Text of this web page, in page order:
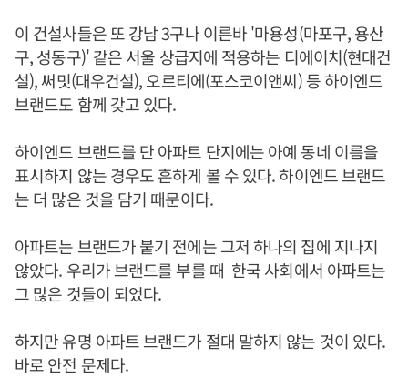
이 건설사들은 또 강남 3구나 이른바 '마용성(마포구, 용산
구, 성동구)' 같은 서울 상급지에 적용하는 디에이치(현대건
설), 써밋(대우건설), 오르티에(포스코이앤씨) 등 하이엔드
브랜드도 함께 갖고 있다.
하이엔드 브랜드를 단 아파트 단지에는 아예 동네 이름을
표시하지 않는 경우도 흔하게 볼 수 있다. 하이엔드 브랜드
는 더 많은 것을 담기 때문이다.
아파트는 브랜드가 붙기 전에는 그저 하나의 집에 지나지
않았다. 우리가 브랜드를 부를 때 한국 사회에서 아파트는
그 많은 것들이 되었다.
하지만 유명 아파트 브랜드가 절대 말하지 않는 것이 있다.
바로 안전 문제다.